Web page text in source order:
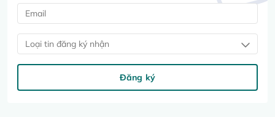
Loại tin đăng ký nhận
Đăng ký